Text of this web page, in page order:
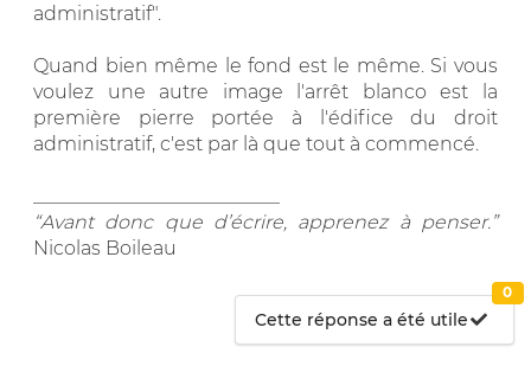
administratif".
Quand bien même le fond est le même. Si vous
voulez une autre image l'arrêt blanco est la
première pierre portée à l'édifice du droit
administratif, c'est par là que tout à commencé.
“Avant donc que d’écrire, apprenez à penser.”
Nicolas Boileau
Cette réponse a été utile
0